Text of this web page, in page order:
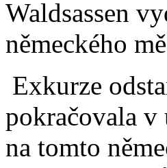
Waldsassen
německého
Exkurze
pokračovala v
na tomto